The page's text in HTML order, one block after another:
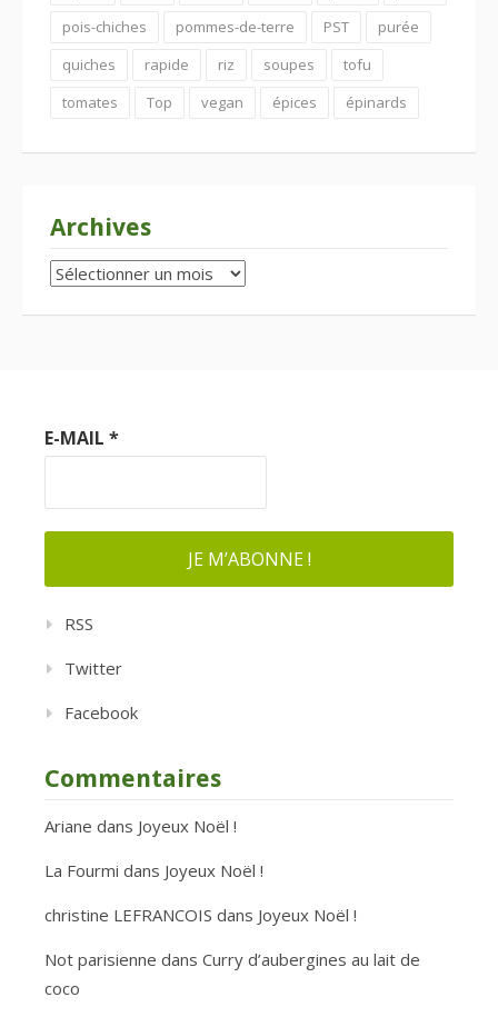
pois-chiches
pommes-de-terre PST
purée
quiches
rapide riz soupes
tofu
tomates
Top vegan épices épinards
Archives
Archives
E-MAIL *
RSS
Twitter
Facebook
Commentaires
Ariane dans Joyeux Noël !
La Fourmi dans Joyeux Noël !
christine LEFRANCOIS dans Joyeux Noël !
Not parisienne dans Curry d’aubergines au lait de
coco